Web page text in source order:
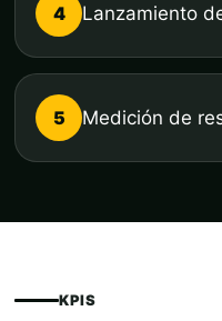
4 Lanzamiento
5 Medición de
KPIS